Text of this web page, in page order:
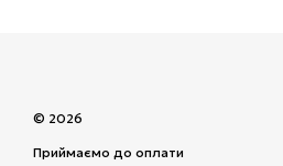
© 2026
Приймаємо до оплати